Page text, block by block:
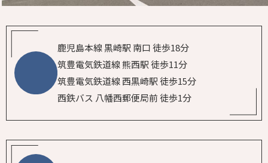
鹿児島本線 黒崎駅 南口 徒歩18分
筑豊電気鉄道線 熊西駅 徒歩11分
筑豊電気鉄道線 西黒崎駅 徒歩15分
西鉄バス 八幡西郵便局前 徒歩1分